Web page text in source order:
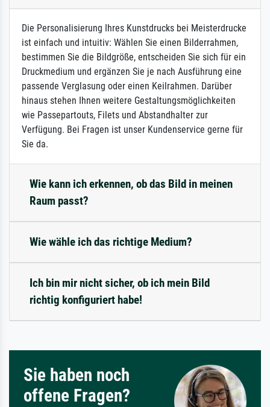
Die Personalisierung Ihres Kunstdrucks bei Meisterdrucke
ist einfach und intuitiv: Wählen Sie einen Bilderrahmen,
bestimmen Sie die Bildgröße, entscheiden Sie sich für ein
Druckmedium und ergänzen Sie je nach Ausführung eine
passende Verglasung oder einen Keilrahmen. Darüber
hinaus stehen Ihnen weitere Gestaltungsmöglichkeiten
wie Passepartouts, Filets und Abstandhalter zur
Verfügung. Bei Fragen ist unser Kundenservice gerne für
Sie da.
Wie kann ich erkennen, ob das Bild in meinen
Raum passt?
Wie wähle ich das richtige Medium?
Ich bin mir nicht sicher, ob ich mein Bild
richtig konfiguriert habe!
Sie haben noch
offene Fragen?